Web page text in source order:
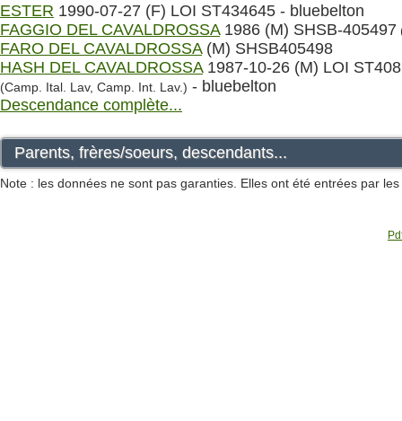
ESTER 1990-07-27 (F) LOI ST434645 - bluebelton
FAGGIO DEL CAVALDROSSA1986 (M) SHSB-405497
FARO DEL CAVALDROSSA(M) SHSB405498
HASH DEL CAVALDROSSA1987-10-26 (M) LOI
(Camp. Ital. Lav, Camp. Int. Lav.) - bluebelton
Descendance complète...
Parents, frères/soeurs, descendants...
Note : les données ne sont pas garanties. Elles ont été entrées par